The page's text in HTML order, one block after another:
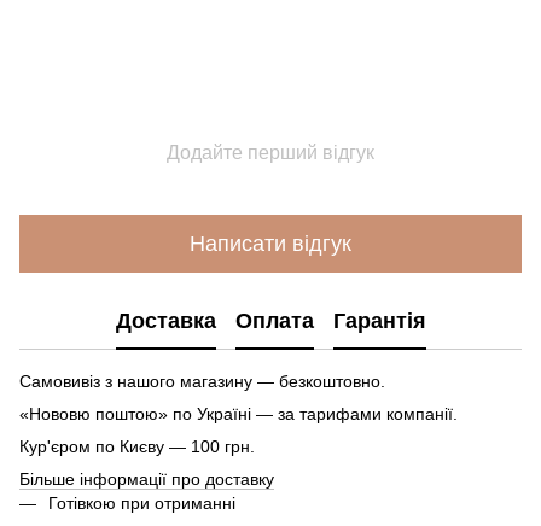
Додайте перший відгук
Написати відгук
Доставка Оплата Гарантія
Самовивіз з нашого магазину — безкоштовно.
«Нововю поштою» по Україні — за тарифами компанії.
Кур'єром по Києву — 100 грн.
Більше інформації про доставку
Готівкою при отриманні